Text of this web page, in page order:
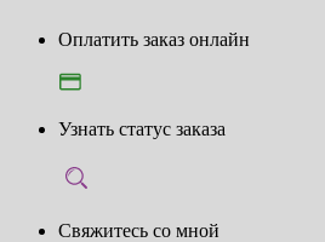
Оплатить заказ онлайн
Узнать статус заказа
Свяжитесь со мной